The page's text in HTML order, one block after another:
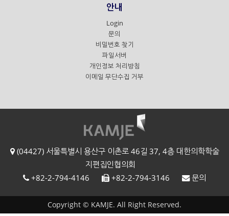
안내
Login
문의
비밀번호 찾기
파일서버
개인정보 처리방침
이메일 무단수집 거부
(04427) 서울특별시 용산구 이촌로 46길 37, 4층 대한의학학술
지편집인협의회
+82-2-794-4146
+82-2-794-3146 문의
Copyright © KAMJE. All Right Reserved.